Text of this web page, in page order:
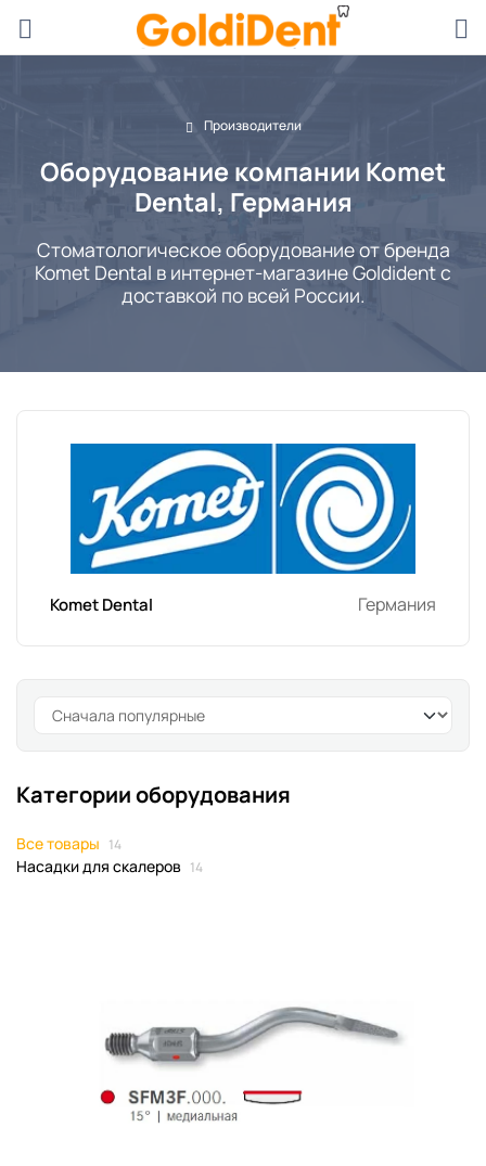
Производители
Оборудование компании Komet
Dental, Германия
Стоматологическое оборудование от бренда
Komet Dental в интернет-магазине Goldident с
доставкой по всей России.
Komet Dental Германия
Категории оборудования
Все товары 14
Насадки для скалеров 14